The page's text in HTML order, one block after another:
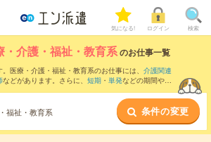
気になる! ログイン 検索
・介護・福祉・教育系のお仕事一覧
医療・介護・福祉・教育系のお仕事には、 介護関連
などがあります。さらに、 短期 ・ 単発などの期間や、
福祉・教育系 条件の変更